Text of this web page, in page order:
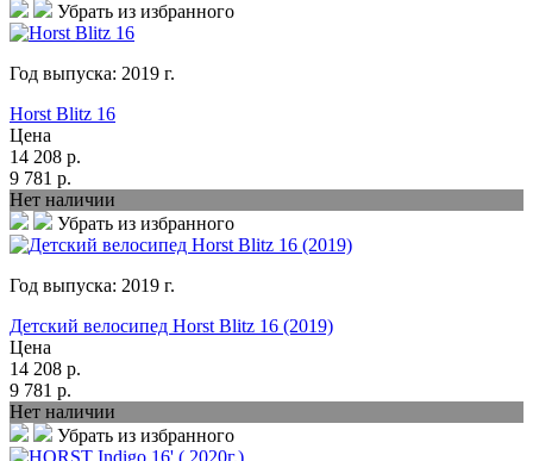
Убрать из избранного
Год выпуска: 2019 г.
Horst Blitz 16
Цена
14 208 р.
9 781 р.
Нет наличии
Убрать из избранного
Год выпуска: 2019 г.
Детский велосипед Horst Blitz 16 (2019)
Цена
14 208 р.
9 781 р.
Нет наличии
Убрать из избранного